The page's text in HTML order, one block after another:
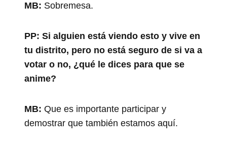
MB: Sobremesa.
PP: Si alguien está viendo esto y vive en
tu distrito, pero no está seguro de si va a
votar o no, ¿qué le dices para que se
anime?
MB: Que es importante participar y
demostrar que también estamos aquí.